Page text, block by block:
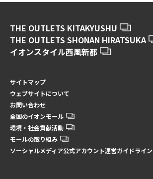
THE OUTLETS KITAKYUSHU
THE OUTLETS SHONAN HIRATSUKA
イオンスタイル西風新都
サイトマップ
ウェブサイトについて
お問い合わせ
全国のイオンモール
環境・社会貢献活動
モールの取り組み
ソーシャルメディア公式アカウント運営ガイドライン